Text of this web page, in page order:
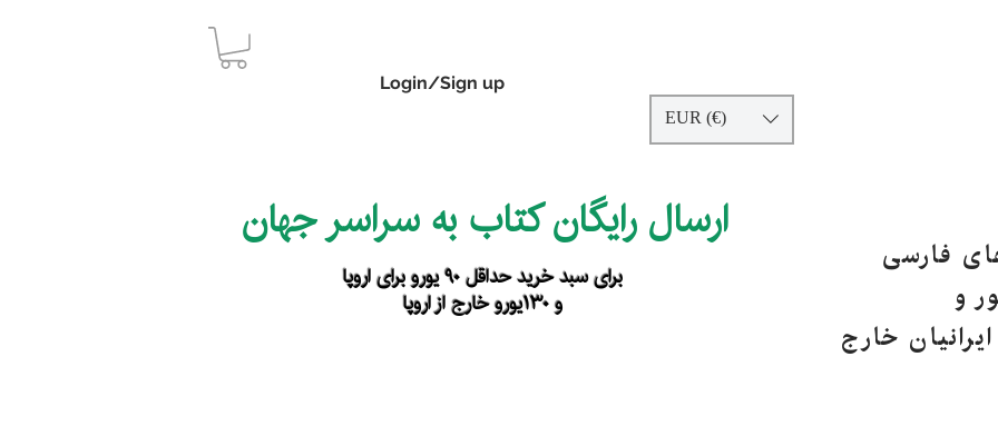
Login/Sign up
EUR (€)
ارسال رایگان کتاب به سراسر جهان
برای سبد خرید حداقل ۹۰ یورو برای اروپا
و ۱۳۰یورو خارج از اروپا
فارسی
و
خارج